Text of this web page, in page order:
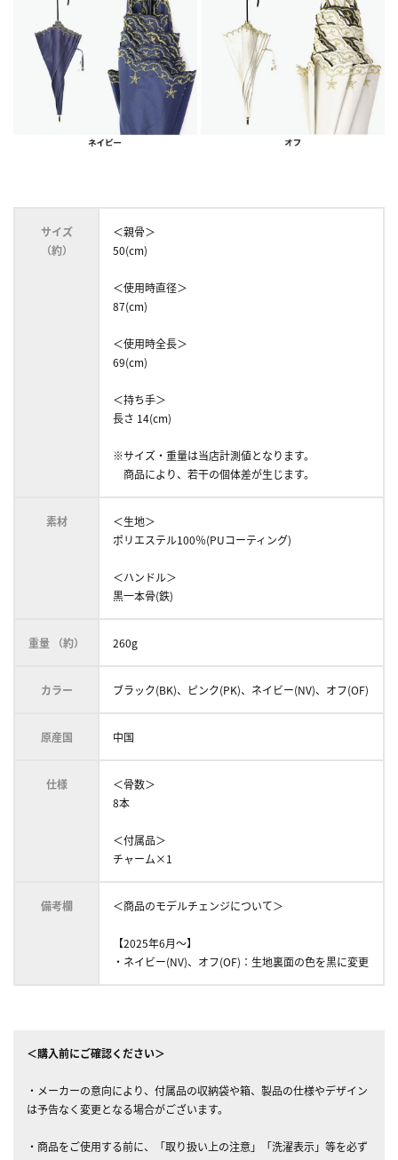
サイズ
（約）
＜親骨＞
50(cm)
＜使用時直径＞
87(cm)
＜使用時全長＞
69(cm)
＜持ち手＞
長さ 14(cm)
※サイズ・重量は当店計測値となります。
商品により、若干の個体差が生じます。
素材
＜生地＞
ポリエステル100％(PUコーティング)
＜ハンドル＞
黒一本骨(鉄)
重量 （約） 260g
カラー ブラック(BK)、ピンク(PK)、ネイビー(NV)、オフ(OF)
原産国 中国
仕様
＜骨数＞
8本
＜付属品＞
チャーム×1
備考欄 ＜商品のモデルチェンジについて＞
【2025年6月～】
・ネイビー(NV)、オフ(OF)：生地裏面の色を黒に変更
＜購入前にご確認ください＞
・メーカーの意向により、付属品の収納袋や箱、製品の仕様やデザイン
は予告なく変更となる場合がございます。
・商品をご使用する前に、「取り扱い上の注意」「洗濯表示」等を必ず